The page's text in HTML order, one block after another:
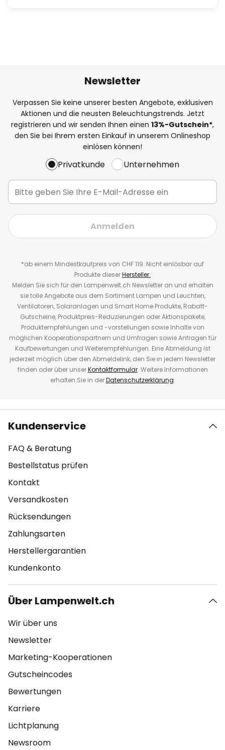
Newsletter
Verpassen Sie keine unserer besten Angebote, exklusiven
Aktionen und die neusten Beleuchtungstrends. Jetzt
registrieren und wir senden Ihnen einen 13%-Gutschein*,
den Sie bei Ihrem ersten Einkauf in unserem Onlineshop
einlösen können!
Privatkunde Unternehmen
Anmelden
*ab einem Mindestkaufpreis von CHF 119. Nicht einlösbar auf
Produkte dieserHersteller.
Melden Sie sich für den Lampenwelt.ch Newsletter an und erhalten
sie tolle Angebote aus dem Sortiment Lampen und Leuchten,
Ventilatoren, Solaranlagen und Smart Home Produkte, Rabatt-
Gutscheine, Produktpreis-Reduzierungen oder Aktionspakete,
Produktempfehlungen und -vorstellungen sowie Inhalte von
möglichen Kooperationspartnern und Umfragen sowie Anfragen für
Kaufbewertungen und Weiterempfehlungen. Eine Abmeldung ist
jederzeit möglich über den Abmeldelink, den Sie in jedem Newsletter
finden oder über unserKontaktformular. Weitere Informationen
erhalten Sie in derDatenschutzerklärung.
Kundenservice
FAQ & Beratung
Bestellstatus prüfen
Kontakt
Versandkosten
Rücksendungen
Zahlungsarten
Herstellergarantien
Kundenkonto
Über Lampenwelt.ch
Wir über uns
Newsletter
Marketing-Kooperationen
Gutscheincodes
Bewertungen
Karriere
Lichtplanung
Newsroom